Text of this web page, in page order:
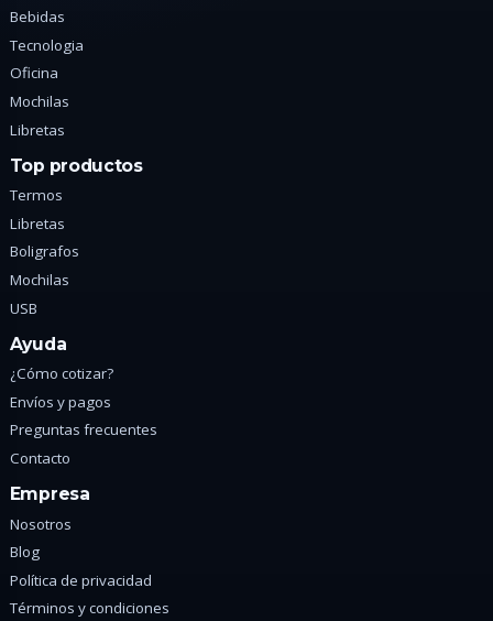
Bebidas
Tecnologia
Oficina
Mochilas
Libretas
Top productos
Termos
Libretas
Boligrafos
Mochilas
USB
Ayuda
¿Cómo cotizar?
Envíos y pagos
Preguntas frecuentes
Contacto
Empresa
Nosotros
Blog
Política de privacidad
Términos y condiciones